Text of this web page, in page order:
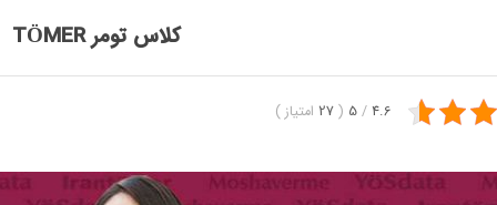
کلاس تومر TÖMER
4.6
/
5
(
27 امتیاز )